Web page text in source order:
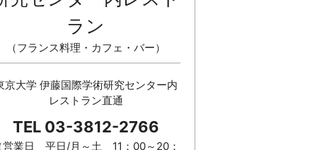
ラン
（フランス料理・カフェ・バー）
京大学 伊藤国際学術研究センター内
レストラン直通
TEL 03-3812-2766
営業日 平日/月～土 11：00～20：